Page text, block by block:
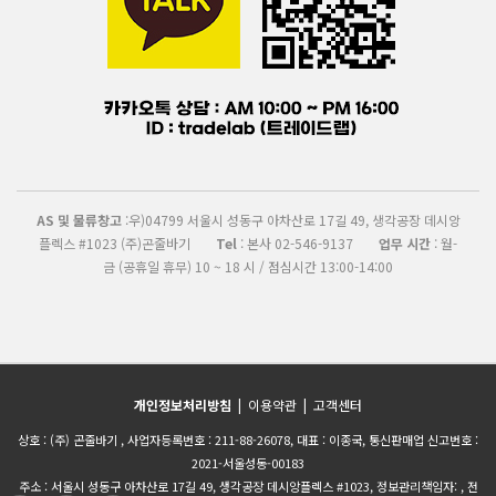
AS 및 물류창고:우)04799 서울시 성동구 아차산로 17길 49, 생각공장 데시앙
플렉스 #1023 (주)곤줄바기
Tel : 본사 02-546-9137 업무 시간 : 월-
금 (공휴일 휴무) 10 ~ 18 시 / 점심시간 13:00-14:00
개인정보처리방침 | 이용약관 | 고객센터
상호 : (주) 곤줄바기 , 사업자등록번호 : 211-88-26078, 대표 : 이종국, 통신판매업 신고번호 :
2021-서울성동-00183
주소 : 서울시 성동구 아차산로 17길 49, 생각공장 데시앙플렉스 #1023, 정보관리책임자: , 전